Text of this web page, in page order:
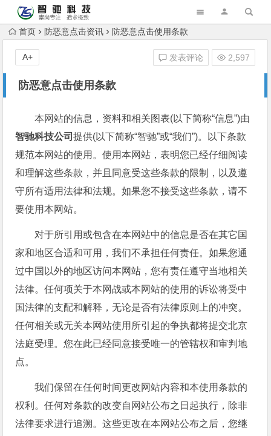
首页 防恶意点击资讯 防恶意点击使用条款
防恶意点击使用条款
发表评论 2,597
A+
本网站的信息，资料和相关图表(以下简称“信息”)由
智驰科技公司提供(以下简称“智驰”或“我们”)。以下条款
规范本网站的使用。使用本网站，表明您已经仔细阅读
和理解这些条款，并且同意受这些条款的限制，以及遵
守所有适用法律和法规。如果您不接受这些条款，请不
要使用本网站。
对于所引用或包含在本网站中的信息是否在其它国
家和地区合适和可用，我们不承担任何责任。如果您通
过中国以外的地区访问本网站，您有责任遵守当地相关
法律。任何项关于本网战或本网站的使用的诉讼将受中
国法律的支配和解释，无论是否有法律原则上的冲突。
任何相关或无关本网站使用所引起的争执都将提交北京
法庭受理。您在此已经同意接受唯一的管辖权和审判地
点。
我们保留在任何时间更改网站内容和本使用条款的
权利。任何对条款的改变自网站公布之日起执行，除非
法律要求进行追溯。这些更改在本网站公布之后，您继